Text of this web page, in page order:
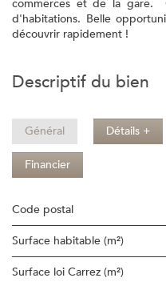
commerces et de la gare.
d'habitations. Belle
découvrir rapidement !
descriptif du bien
Général Détails +
Financier
Code postal
Surface habitable (m²)
Surface loi Carrez (m²)